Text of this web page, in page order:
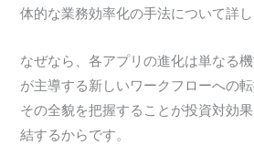
体的な業務効率化の手法について詳し
なぜなら、各アプリの進化は単なる
が主導する新しいワークフローへの転
その全貌を把握することが投資対効
結するからです。